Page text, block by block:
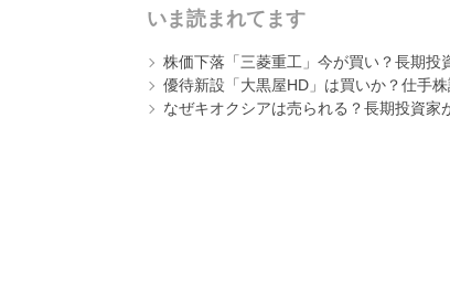
いま読まれてます
株価下落「三菱重工」今が買い？長期投
優待新設「大黒屋HD」は買いか？仕手
なぜキオクシアは売られる？長期投資